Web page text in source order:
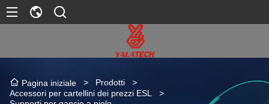
Pagina iniziale > Prodotti
>
Accessori per cartellini dei prezzi ESL
>